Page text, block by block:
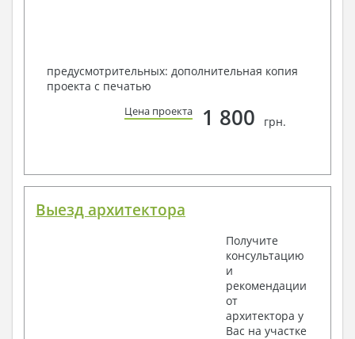
предусмотрительных: дополнительная копия
проекта с печатью
Цена проекта 1 800 грн.
Выезд архитектора
Получите
консультацию
и
рекомендации
от
архитектора у
Вас на участке